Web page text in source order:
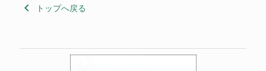
keyboard_arrow_left トップへ戻る